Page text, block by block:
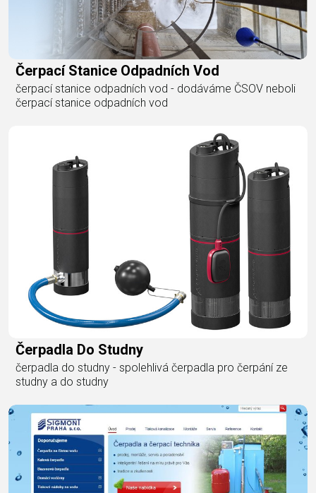
Čerpací Stanice Odpadních Vod
čerpací stanice odpadních vod - dodáváme ČSOV neboli
čerpací stanice odpadních vod
Čerpadla Do Studny
čerpadla do studny - spolehlivá čerpadla pro čerpání ze
studny a do studny